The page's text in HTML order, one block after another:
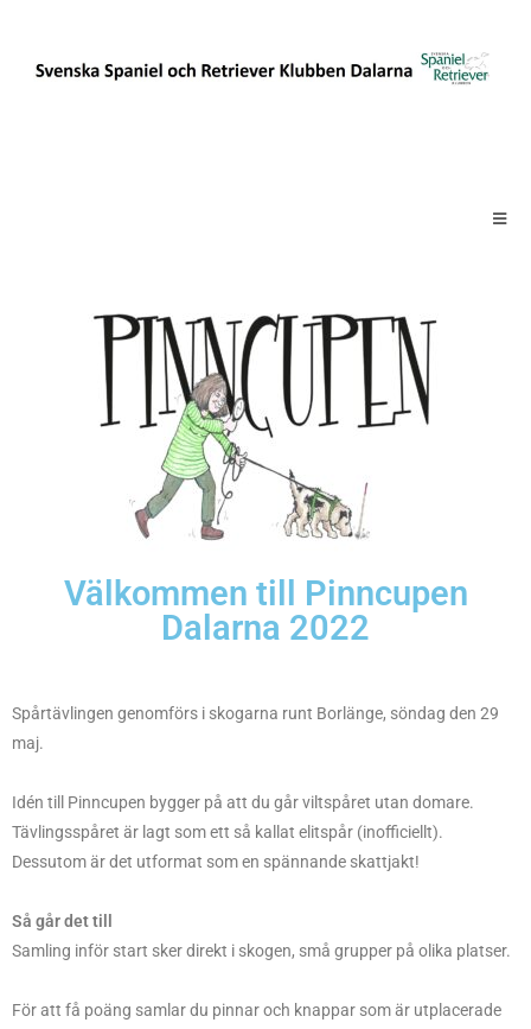
Välkommen till Pinncupen
Dalarna 2022
Spårtävlingen genomförs i skogarna runt Borlänge, söndag den 29
maj.
Idén till Pinncupen bygger på att du går viltspåret utan domare.
Tävlingsspåret är lagt som ett så kallat elitspår (inofficiellt).
Dessutom är det utformat som en spännande skattjakt!
Så går det till
Samling inför start sker direkt i skogen, små grupper på olika platser.
För att få poäng samlar du pinnar och knappar som är utplacerade